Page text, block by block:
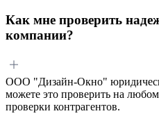
Как мне проверить
компании?
ООО "Дизайн-Окно"
можете это проверить на
проверки контрагентов.